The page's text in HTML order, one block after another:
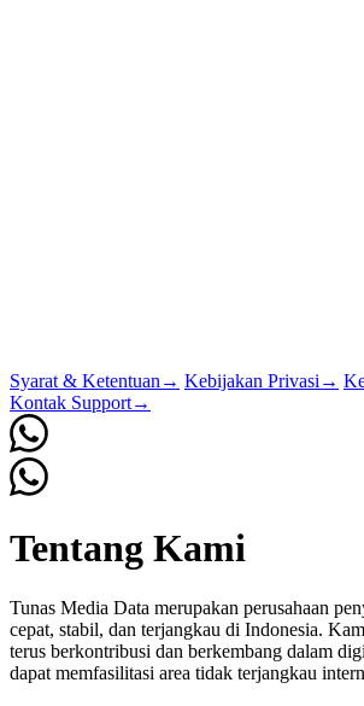
Syarat & Ketentuan → Kebijakan Privasi →
Kontak Support→
Tentang Kami
Tunas Media Data merupakan perusahaan
cepat, stabil, dan terjangkau di Indonesia.
terus berkontribusi dan berkembang dalam
dapat memfasilitasi area tidak terjangkau